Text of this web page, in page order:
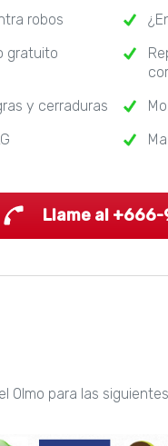
robos
gratuito
y cerraduras
Llame al
Olmo para las